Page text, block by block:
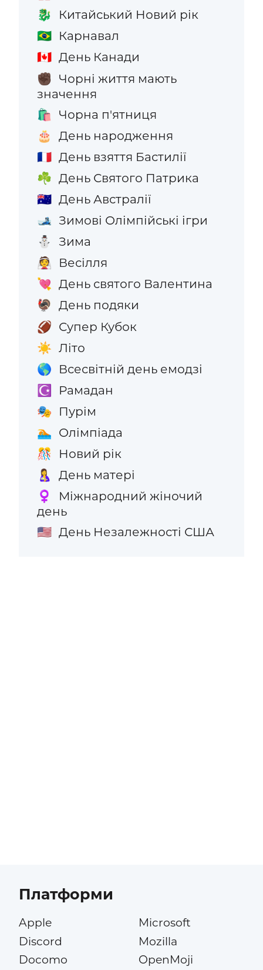
🐉 Китайський Новий рік
🇧🇷 Карнавал
🇨🇦 День Канади
✊🏿 Чорні життя мають
значення
🛍️ Чорна п'ятниця
🎂 День народження
🇫🇷 День взяття Бастилії
☘️ День Святого Патрика
🇦🇺 День Австралії
🎿 Зимові Олімпійські ігри
⛄ Зима
👰 Весілля
💘 День святого Валентина
🦃 День подяки
🏈 Супер Кубок
☀️ Літо
🌎 Всесвітній день емодзі
☪️ Рамадан
🎭 Пурім
🏊 Олімпіада
🎊 Новий рік
🤱 День матері
♀️
Міжнародний жіночий
день
🇺🇸 День Незалежності США
Платформи
Apple
Discord
Docomo
Microsoft
Mozilla
OpenMoji